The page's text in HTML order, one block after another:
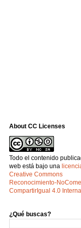
About CC Licenses
Todo el contenido
web está bajo una
Creative Commons
Reconocimiento-
CompartirIgual 4.0
¿Qué buscas?